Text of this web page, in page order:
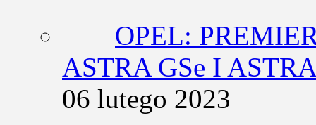
OPEL:
ASTRA GSe I
06 lutego 2023